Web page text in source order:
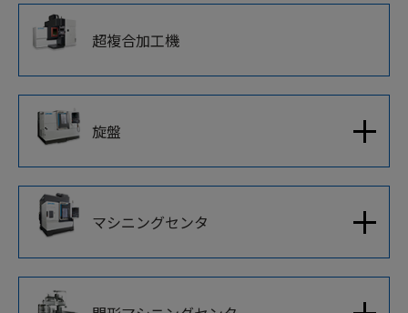
超複合加工機
旋盤
マシニングセンタ